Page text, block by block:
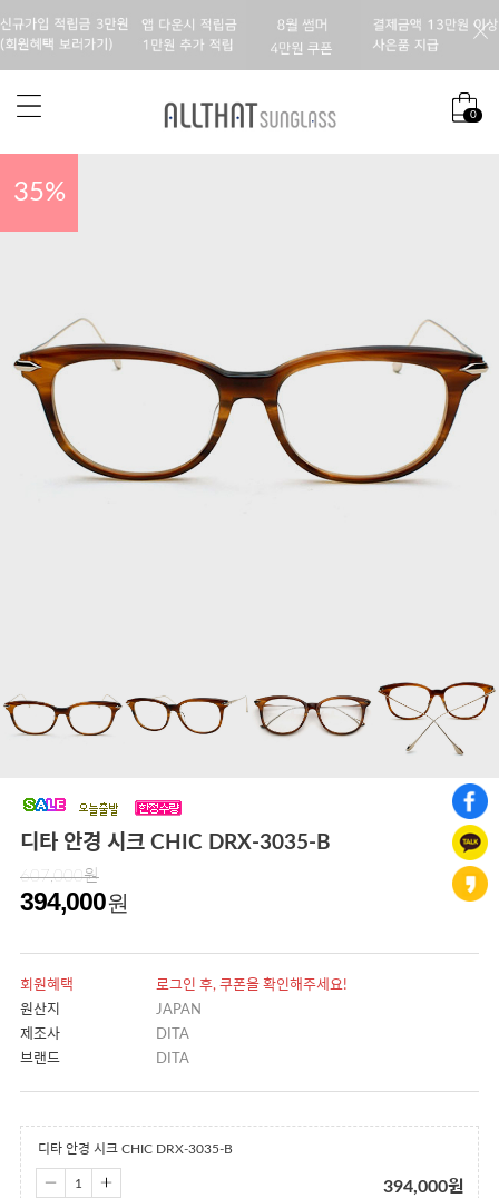
0
35%
디타 안경 시크 CHIC DRX-3035-B
607,000원
394,000원
회원혜택
로그인 후, 쿠폰을 확인해주세요!
원산지
JAPAN
제조사
DITA
브랜드
DITA
디타 안경 시크 CHIC DRX-3035-B
394,000원